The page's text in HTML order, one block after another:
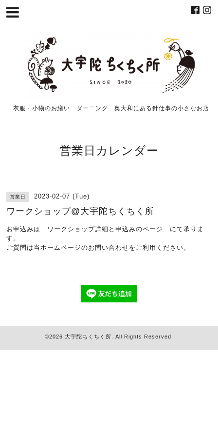
衣服・小物のお繕い ダーニング 奥大和にある針仕事の小さなお店
営業日カレンダー
営業日 2023-02-07 (Tue)
ワークショップ@大宇陀ちくちく所
お申込みは ワークショップ詳細と申込みのページ
にて承りま
す。
ご質問は当ホームページのお問い合わせをご利用ください。
©2026 大宇陀ちくちく所. All Rights Reserved.